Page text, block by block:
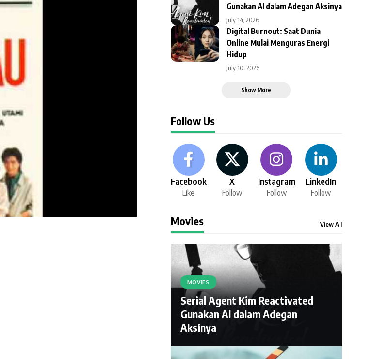
Gunakan AI dalam Adegan Aksinya
July 14, 2026
Digital Burnout: Saat Dunia
Online Mulai Menguras Energi
Hidup
July 10, 2026
Show More
Follow Us
Facebook
Like
X
Follow
Instagram
Follow
LinkedIn
Follow
Movies View All
MOVIES
Serial Agent Kim Reactivated
Gunakan AI dalam Adegan
Aksinya